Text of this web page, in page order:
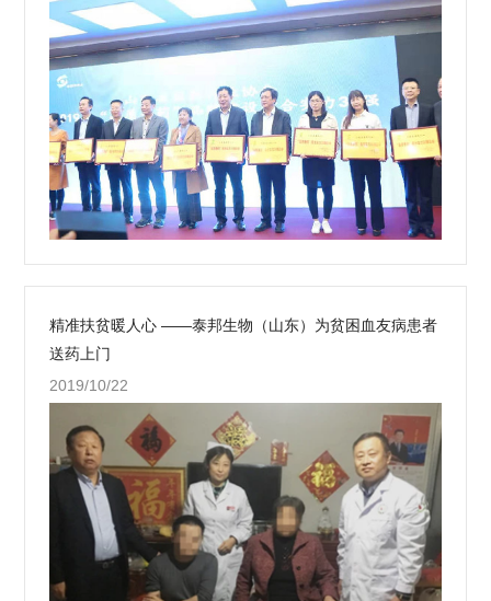
精准扶贫暖人心 ——泰邦生物（山东）为贫困血友病患者
送药上门
2019/10/22